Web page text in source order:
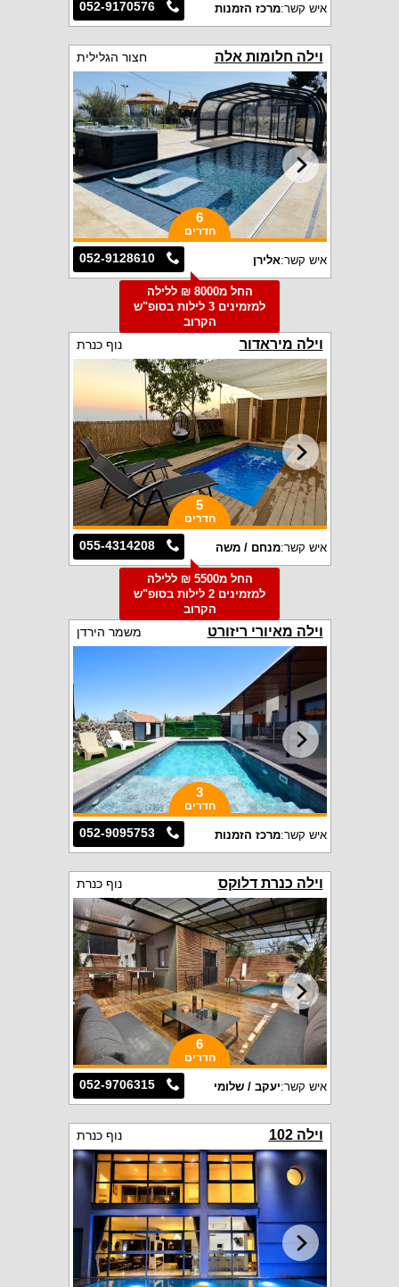
052-9170576 איש קשר:מרכז הזמנות
וילה חלומות אלה חצור הגלילית
6
חדרים
052-9128610 איש קשר:אלירן
החל מ8000 ₪ ללילה
למזמינים 3 לילות בסופ"ש
הקרוב
וילה מיראדור נוף כנרת
5
חדרים
055-4314208 איש קשר:מנחם / משה
החל מ5500 ₪ ללילה
למזמינים 2 לילות בסופ"ש
הקרוב
וילה מאיורי ריזורט משמר הירדן
3
חדרים
052-9095753 איש קשר:מרכז הזמנות
וילה כנרת דלוקס נוף כנרת
6
חדרים
052-9706315 איש קשר:יעקב / שלומי
וילה 102 נוף כנרת